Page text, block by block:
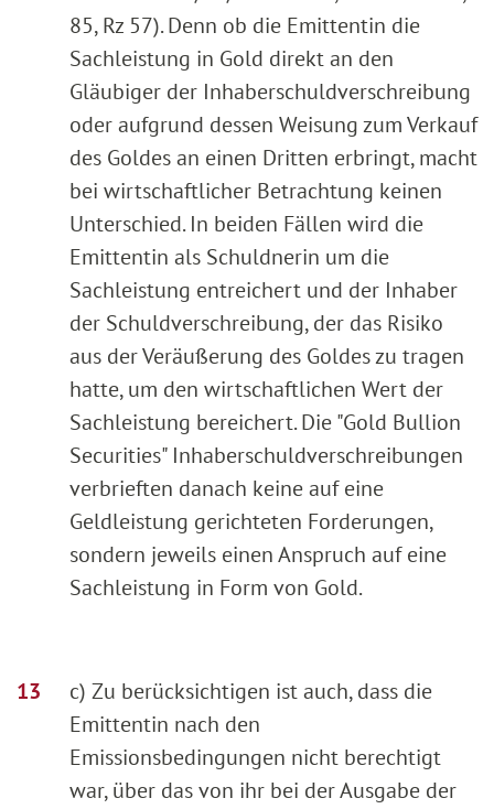
85, Rz 57). Denn ob die Emittentin die
Sachleistung in Gold direkt an den
Gläubiger der Inhaberschuldverschreibung
oder aufgrund dessen Weisung zum Verkauf
des Goldes an einen Dritten erbringt, macht
bei wirtschaftlicher Betrachtung keinen
Unterschied. In beiden Fällen wird die
Emittentin als Schuldnerin um die
Sachleistung entreichert und der Inhaber
der Schuldverschreibung, der das Risiko
aus der Veräußerung des Goldes zu tragen
hatte, um den wirtschaftlichen Wert der
Sachleistung bereichert. Die "Gold Bullion
Securities" Inhaberschuldverschreibungen
verbrieften danach keine auf eine
Geldleistung gerichteten Forderungen,
sondern jeweils einen Anspruch auf eine
Sachleistung in Form von Gold.
c) Zu berücksichtigen ist auch, dass die
Emittentin nach den
Emissionsbedingungen nicht berechtigt
war, über das von ihr bei der Ausgabe der